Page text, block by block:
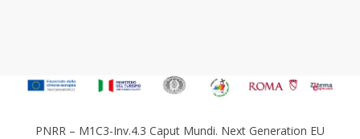
PNRR – M1C3-Inv.4.3 Caput Mundi. Next Generation EU